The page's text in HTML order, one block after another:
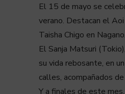
El 15 de mayo se
verano. Destacan el
Taisha Chigo en Nagano.
El Sanja Matsuri
su vida rebosante, en
calles, acompañados
Y a finales de este